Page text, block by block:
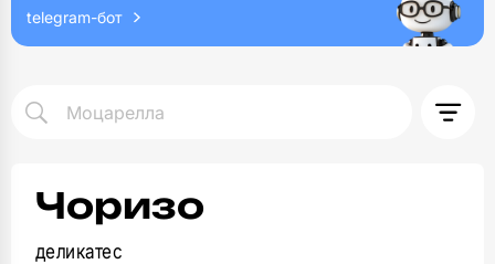
telegram-бот
Чоризо
деликатес